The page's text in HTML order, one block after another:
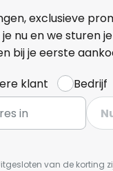
exclusieve
nu en we sturen
bij je eerste
klant
Bedrijf
van de korting